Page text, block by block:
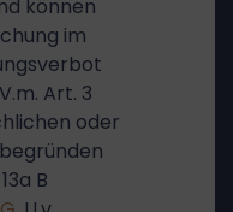
können
im
Art. 3
oder
begründen
B